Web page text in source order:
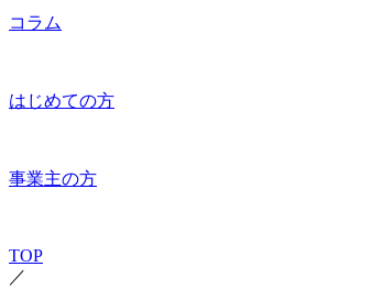
コラム
はじめての方
事業主の方
TOP
／